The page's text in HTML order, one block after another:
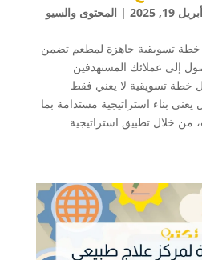
أبريل 19, 2025 | المحتوى والسيو
تسويقية جاهزة لمطعم تضمن
إلى عملائك المستهدفين
خطة تسويقية لا يعني فقط
بناء استراتيجية مستدامة بما
خلال تطبيق استراتيجية